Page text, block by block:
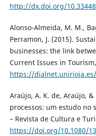
http://dx.doi.org/
Alonso-Almeida, M. M.,
Perramon, J. (2015).
businesses: the link
Current Issues in
https://
Araújo, A. K. de, Araújo,
processos: um estudo no
– Revista de Cultura e
https://doi.org/10.1080/